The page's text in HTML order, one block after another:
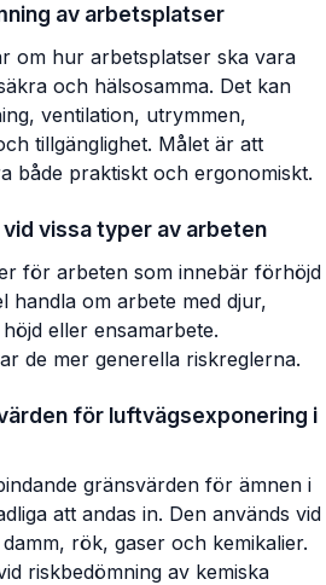
av arbetsplatser
om hur arbetsplatser ska vara
och hälsosamma. Det kan
ventilation, utrymmen,
tillgänglighet. Målet är att
både praktiskt och ergonomiskt.
vid vissa typer av arbeten
för arbeten som innebär förhöjd
handla om arbete med djur,
eller ensamarbete.
de mer generella riskreglerna.
för luftvägsexponering i
gränsvärden för ämnen i
att andas in. Den används vid
rök, gaser och kemikalier.
riskbedömning av kemiska